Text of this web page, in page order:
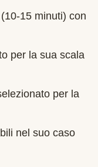
15 minuti) con
per la sua scala
per la
nel suo caso